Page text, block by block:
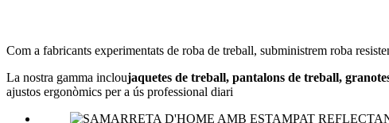
Com a fabricants experimentats de roba de treball, subministrem roba
La nostra gamma incloujaquetes de treball, pantalons de treball,
ajustos ergonòmics per a ús professional diari